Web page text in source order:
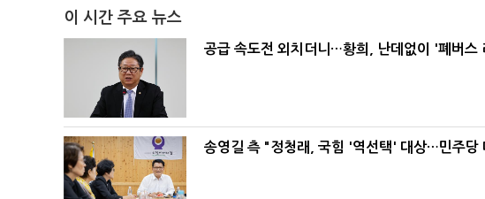
이 시간 주요 뉴스
공급 속도전 외치더니…황희, 난데없이 '폐버스
송영길 측 "정청래, 국힘 '역선택' 대상…민주당